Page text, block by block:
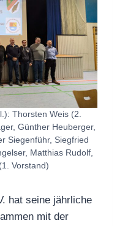
Thorsten Weis (2.
Günther Heuberger,
Siegenführ, Siegfried
Matthias Rudolf,
Vorstand)
hat seine jährliche
mit der